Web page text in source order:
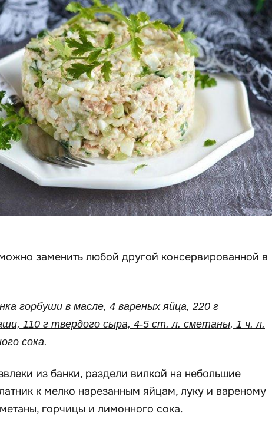
заменить любой другой консервированной в
горбуши в масле, 4 вареных яйца, 220 г
110 г твердого сыра, 4-5 ст. л. сметаны, 1 ч. л.
сока.
из банки, раздели вилкой на небольшие
к мелко нарезанным яйцам, луку и вареному
горчицы и лимонного сока.